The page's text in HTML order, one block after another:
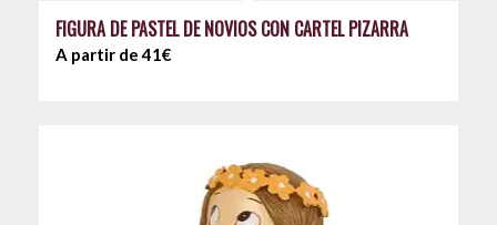
FIGURA DE PASTEL DE NOVIOS CON CARTEL PIZARRA
A partir de 41€